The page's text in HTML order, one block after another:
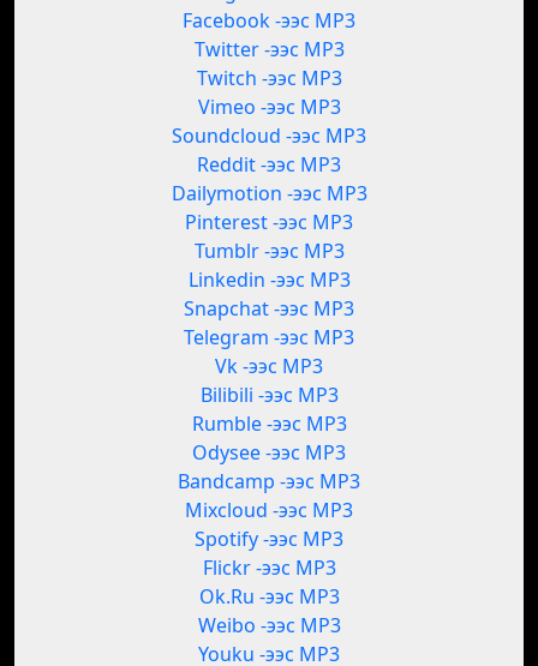
Facebook -ээс MP3
Twitter -ээс MP3
Twitch -ээс MP3
Vimeo -ээс MP3
Soundcloud -ээс MP3
Reddit -ээс MP3
Dailymotion -ээс MP3
Pinterest -ээс MP3
Tumblr -ээс MP3
Linkedin -ээс MP3
Snapchat -ээс MP3
Telegram -ээс MP3
Vk -ээс MP3
Bilibili -ээс MP3
Rumble -ээс MP3
Odysee -ээс MP3
Bandcamp -ээс MP3
Mixcloud -ээс MP3
Spotify -ээс MP3
Flickr -ээс MP3
Ok.Ru -ээс MP3
Weibo -ээс MP3
Youku -ээс MP3